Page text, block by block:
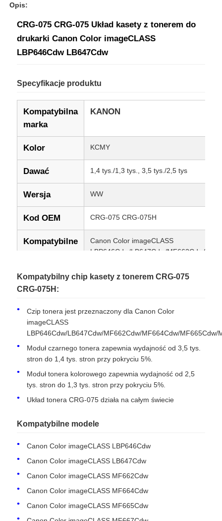
Produkty
O nas
Opis:
CRG-075 CRG-075 Układ kasety z tonerem do
drukarki Canon Color imageCLASS
LBP646Cdw LB647Cdw
Specyfikacje produktu
Kompatybilna
marka
KANON
Kolor KCMY
Dawać 1,4 tys./1,3 tys., 3,5 tys./2,5 tys
Wersja WW
Kod OEM CRG-075 CRG-075H
Kompatybilne
Canon Color imageCLASS
LBP646Cdw/LB647Cdw/MF662Cdw/
Stan Nowy kompatybilny
Kompatybilny chip kasety z tonerem CRG-075
CRG-075H:
Czip tonera jest przeznaczony dla Canon Color
imageCLASS
LBP646Cdw/LB647Cdw/MF662Cdw/MF664Cdw/MF665Cdw/
Moduł czarnego tonera zapewnia wydajność od 3,5 tys.
stron do 1,4 tys. stron przy pokryciu 5%.
Moduł tonera kolorowego zapewnia wydajność od 2,5
tys. stron do 1,3 tys. stron przy pokryciu 5%.
Układ tonera CRG-075 działa na całym świecie
Kompatybilne modele
Canon Color imageCLASS LBP646Cdw
Canon Color imageCLASS LB647Cdw
Canon Color imageCLASS MF662Cdw
Canon Color imageCLASS MF664Cdw
Canon Color imageCLASS MF665Cdw